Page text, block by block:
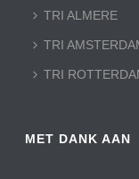
TRI ALMERE
TRI
TRI
MET DANK AAN